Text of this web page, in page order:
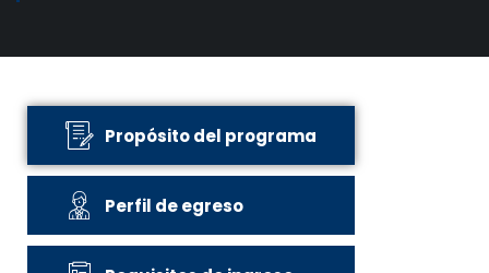
Propósito del programa
Perfil de egreso